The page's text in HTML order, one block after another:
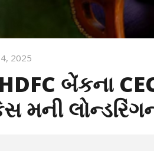
4, 2025
HDFC બેંકના
મની